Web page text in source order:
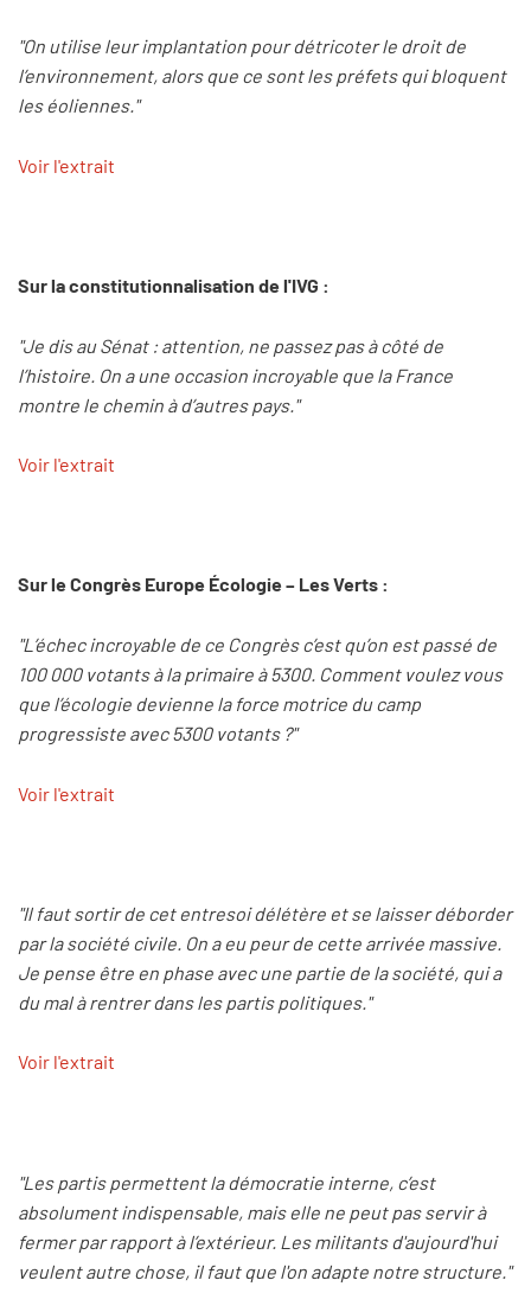
"On utilise leur implantation pour détricoter le droit de
l’environnement, alors que ce sont les préfets qui bloquent
les éoliennes."
Voir l'extrait
Sur la constitutionnalisation de l'IVG :
"Je dis au Sénat : attention, ne passez pas à côté de
l’histoire. On a une occasion incroyable que la France
montre le chemin à d’autres pays."
Voir l'extrait
Sur le Congrès Europe Écologie – Les Verts :
"L’échec incroyable de ce Congrès c’est qu’on est passé de
100 000 votants à la primaire à 5300. Comment voulez vous
que l’écologie devienne la force motrice du camp
progressiste avec 5300 votants ?"
Voir l'extrait
"Il faut sortir de cet entresoi délétère et se laisser déborder
par la société civile. On a eu peur de cette arrivée massive.
Je pense être en phase avec une partie de la société, qui a
du mal à rentrer dans les partis politiques."
Voir l'extrait
"Les partis permettent la démocratie interne, c’est
absolument indispensable, mais elle ne peut pas servir à
fermer par rapport à l’extérieur. Les militants d'aujourd'hui
veulent autre chose, il faut que l'on adapte notre structure."